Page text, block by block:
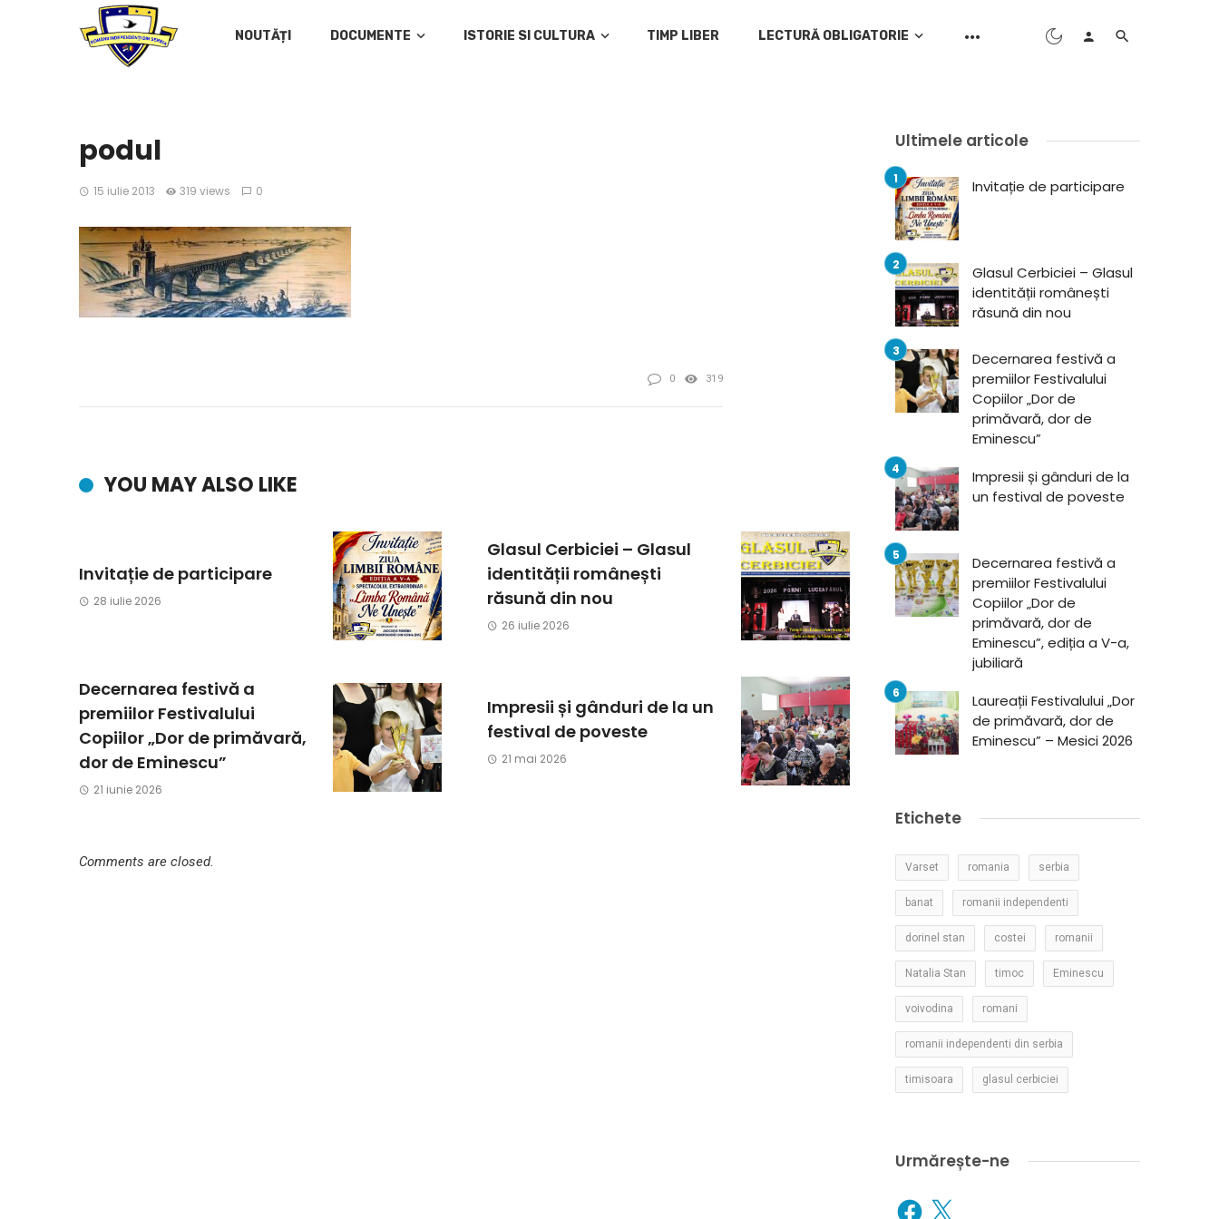
NOUTĂȚI DOCUMENTE ISTORIE SI CULTURA TIMP LIBER LECTURĂ OBLIGATORIE
podul
15 iulie 2013 319 views 0
0 319
YOU MAY ALSO LIKE
Invitație de participare
28 iulie 2026
Glasul Cerbiciei – Glasul
identității românești
răsună din nou
26 iulie 2026
Decernarea festivă a
premiilor Festivalului
Copiilor „Dor de primăvară,
dor de Eminescu”
21 iunie 2026
Impresii și gânduri de la un
festival de poveste
21 mai 2026
Comments are closed.
Ultimele articole
Invitație de participare
Glasul Cerbiciei – Glasul
identității românești
răsună din nou
Decernarea festivă a
premiilor Festivalului
Copiilor „Dor de
primăvară, dor de
Eminescu”
Impresii și gânduri de la
un festival de poveste
Decernarea festivă a
premiilor Festivalului
Copiilor „Dor de
primăvară, dor de
Eminescu”, ediția a V-a,
jubiliară
Laureații Festivalului „Dor
de primăvară, dor de
Eminescu” – Mesici 2026
Etichete
Varset romania serbia
banat romanii independenti
dorinel stan costei romanii
Natalia Stan timoc Eminescu
voivodina romani
romanii independenti din serbia
timisoara glasul cerbiciei
Urmărește-ne
Facebook
X